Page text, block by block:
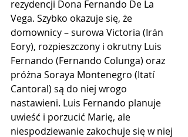
rezydencji Dona Fernando De La
Vega. Szybko okazuje się, że
domownicy – surowa Victoria (Irán
Eory), rozpieszczony i okrutny Luis
Fernando (Fernando Colunga) oraz
próżna Soraya Montenegro (Itatí
Cantoral) są do niej wrogo
nastawieni. Luis Fernando planuje
uwieść i porzucić Marię, ale
niespodziewanie zakochuje się w niej